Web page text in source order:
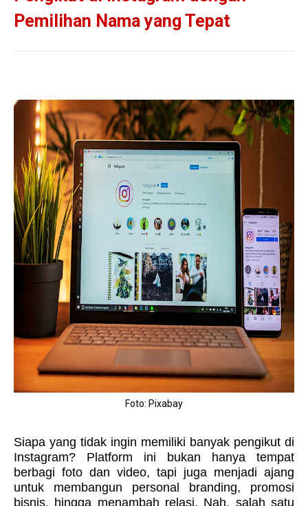
Pemilihan Nama yang Tepat
Foto: Pixabay
Siapa yang tidak ingin memiliki banyak pengikut di
Instagram? Platform ini bukan hanya tempat
berbagi foto dan video, tapi juga menjadi ajang
untuk membangun personal branding, promosi
bisnis, hingga menambah relasi. Nah, salah satu